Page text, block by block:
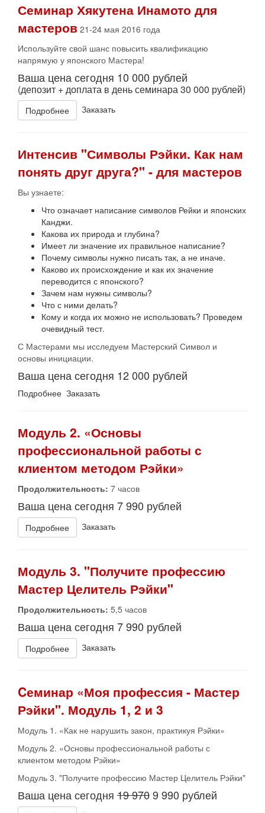
Семинар Хякутена Инамото для
мастеров 21-24 мая 2016 года
Используйте свой шанс повысить квалификацию
напрямую у японского Мастера!
Ваша цена сегодня 10 000 рублей
(депозит + доплата в день семинара 30 000 рублей)
Подробнее Заказать
Интенсив "Символы Рэйки. Как нам
понять друг друга?" - для мастеров
Вы узнаете:
Что означает написание символов Рейки и японских
Канджи.
Какова их природа и глубина?
Имеет ли значение их правильное написание?
Почему символы нужно писать так, а не иначе.
Каково их происхождение и как их значение
переводится с японского?
Зачем нам нужны символы?
Что с ними делать?
Кому и когда их можно не использовать? Проведем
очевидный тест.
С Мастерами мы исследуем Мастерский Символ и
основы инициации.
Ваша цена сегодня 12 000 рублей
Подробнее Заказать
Модуль 2. «Основы
профессиональной работы с
клиентом методом Рэйки»
Продолжительность: 7 часов
Ваша цена сегодня 7 990 рублей
Подробнее Заказать
Модуль 3. "Получите профессию
Мастер Целитель Рэйки"
Продолжительность: 5,5 часов
Ваша цена сегодня 7 990 рублей
Подробнее Заказать
Cеминар «Моя профессия - Мастер
Рэйки". Модуль 1, 2 и 3
Модуль 1. «Как не нарушить закон, практикуя Рэйки»
Модуль 2. «Основы профессиональной работы с
клиентом методом Рэйки»
Модуль 3. "Получите профессию Мастер Целитель Рэйки"
Ваша цена сегодня 19 9709 990 рублей